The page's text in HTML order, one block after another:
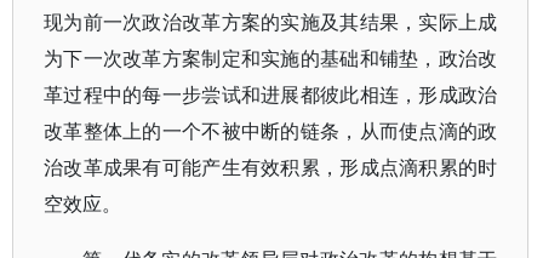
现为前一次政治改革方案的实施及其结果，实际上成
为下一次改革方案制定和实施的基础和铺垫，政治改
革过程中的每一步尝试和进展都彼此相连，形成政治
改革整体上的一个不被中断的链条，从而使点滴的政
治改革成果有可能产生有效积累，形成点滴积累的时
空效应。